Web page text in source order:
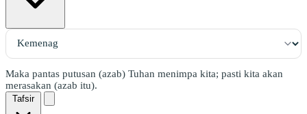
Maka pantas putusan (azab) Tuhan menimpa kita; pasti kita akan
merasakan (azab itu).
Tafsir